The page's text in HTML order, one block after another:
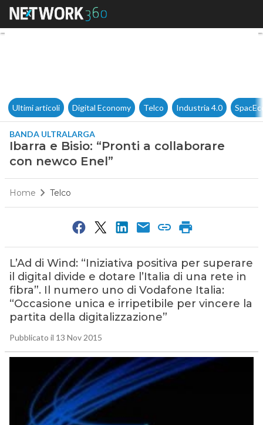
Ibarra e Bisio: “Pronti a
Ultimi articoli Digital Economy Telco Industria 4.0
BANDA ULTRALARGA
Ibarra e Bisio: “Pronti a collaborare
con newco Enel”
Home Telco
L’Ad di Wind: “Iniziativa positiva per superare
il digital divide e dotare l’Italia di una rete in
fibra”. Il numero uno di Vodafone Italia:
“Occasione unica e irripetibile per vincere la
partita della digitalizzazione”
Pubblicato il 13 Nov 2015